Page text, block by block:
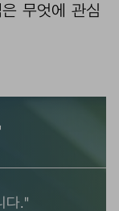
무엇에 관심
다."